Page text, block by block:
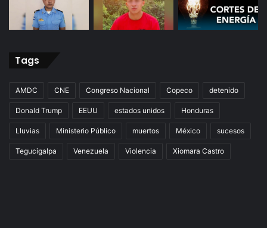
Tags
AMDC CNE Congreso Nacional Copeco detenido
Donald Trump EEUU estados unidos Honduras
Lluvias Ministerio Público muertos México sucesos
Tegucigalpa Venezuela Violencia Xiomara Castro